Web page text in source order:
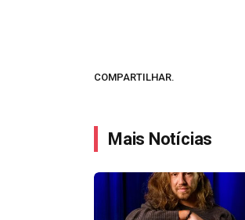
COMPARTILHAR.
Mais Notícias